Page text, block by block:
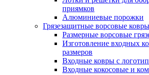
приямков
Алюминиевые порожки
Грязезащитные ворсовые ковры
Размерные ворсовые
Изготовление входных
размеров
Входные ковры с
Входные кокосовые и